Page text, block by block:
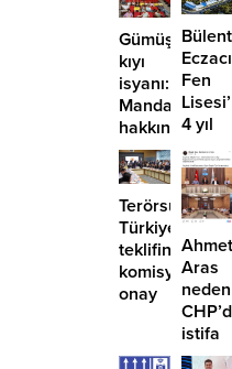
Gümüşlük’te
kıyı
isyanı:
Mandalinci
hakkında
suç
duyurusu
Bülent
Fen
4 yıl
geçti,
hâlâ
proje
Terörsüz
Türkiye
teklifine
komisyondan
onay
Ahmet
Aras
neden
istifa